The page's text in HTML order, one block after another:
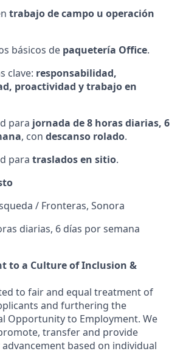
trabajo de campo u operación
básicos de paquetería Office.
clave: responsabilidad,
proactividad y trabajo en
para jornada de 8 horas diarias, 6
, con descanso rolado.
para traslados en sitio.
/ Fronteras, Sonora
diarias, 6 días por semana
to a Culture of Inclusion &
to fair and equal treatment of
and furthering the
Opportunity to Employment. We
transfer and provide
based on individual